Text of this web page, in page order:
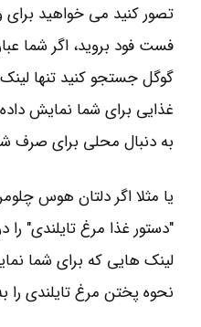
تصور کنید می خواهید برای
فست فود بروید، اگر شما
گوگل جستجو کنید تنها
غذایی برای شما نمایش
به دنبال محلی برای صرف
یا مثلا اگر دلتان هوس
"دستور غذا مرغ تایلندی" را
لینک هایی که برای شما
نحوه پختن مرغ تایلندی را